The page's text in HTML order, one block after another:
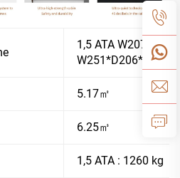
1,5 ATA
W251*D206*H191
5.17㎡
6.25㎥
1,5 ATA : 1260 kg